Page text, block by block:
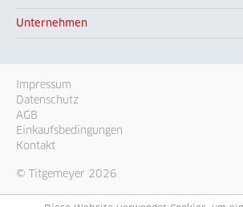
Unternehmen
Impressum
Datenschutz
AGB
Einkaufsbedingungen
Kontakt
© Titgemeyer 2026